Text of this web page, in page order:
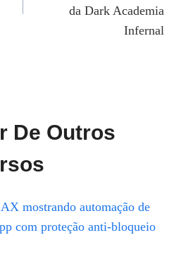
da Dark Academia
Infernal
De Outros